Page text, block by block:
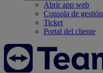
Abrir app web
Consola de gestión
Ticket
Portal del cliente